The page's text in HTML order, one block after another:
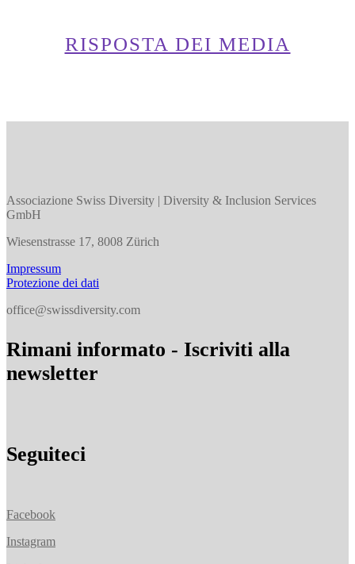
RISPOSTA DEI MEDIA
Associazione Swiss Diversity | Diversity & Inclusion Services
GmbH
Wiesenstrasse 17, 8008 Zürich
Impressum
Protezione dei dati
office@swissdiversity.com
Rimani informato - Iscriviti alla
newsletter
Seguiteci
Facebook
Instagram